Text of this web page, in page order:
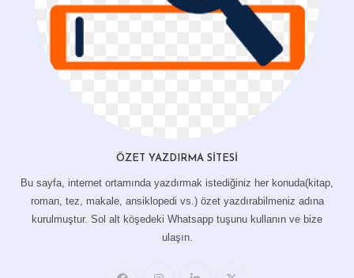
ÖZET YAZDIRMA SITESI
Bu sayfa, internet ortamında yazdırmak istediğiniz her konuda(kitap,
roman, tez, makale, ansiklopedi vs.) özet yazdırabilmeniz adına
kurulmuştur. Sol alt köşedeki Whatsapp tuşunu kullanın ve bize
ulaşın.